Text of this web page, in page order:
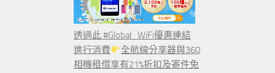
透過此 #Global_WiFi優惠連結
進行消費
全航線分享器與360
相機租借享有21%折扣及寄件免